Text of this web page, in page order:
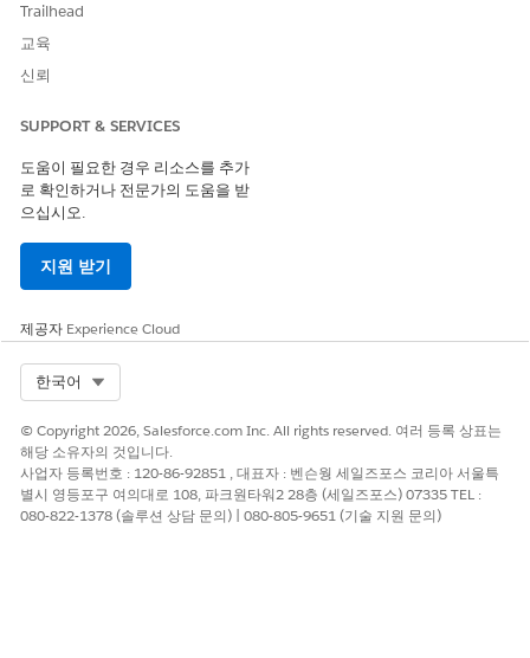
Trailhead
교육
신뢰
SUPPORT & SERVICES
도움이 필요한 경우 리소스를 추가
로 확인하거나 전문가의 도움을 받
으십시오.
지원 받기
제공자 Experience Cloud
한국어
© Copyright 2026, Salesforce.com Inc. All rights reserved. 여러 등록 상표는
해당 소유자의 것입니다.
사업자 등록번호 : 120-86-92851 , 대표자 : 벤슨웡 세일즈포스 코리아 서울특
별시 영등포구 여의대로 108, 파크원타워2 28층 (세일즈포스) 07335 TEL :
080-822-1378 (솔루션 상담 문의) | 080-805-9651 (기술 지원 문의)